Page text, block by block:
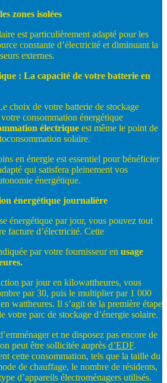
les zones isolées
est particulièrement adapté pour les
constante d’électricité et diminuant la
externes.
: La capacité de votre batterie en
choix de votre batterie de stockage
consommation énergétique
électrique est même le point de
solaire.
en énergie est essentiel pour bénéficier
qui satisfera pleinement vos
énergétique.
énergétique journalière
énergétique par jour, vous pouvez tout
facture d’électricité. Cette
par votre fournisseur en usage
par jour en kilowattheures, vous
par 30, puis le multiplier par 1 000
wattheures. Il s’agit de la première étape
votre parc de stockage d’énergie solaire.
et ne disposez pas encore de
peut être sollicitée auprès d’EDF.
cette consommation, tels que la taille du
de chauffage, le nombre de résidents,
d’appareils électroménagers utilisés.